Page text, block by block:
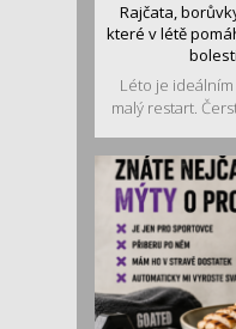
Rajčata,
které v létě
Léto je
malý restart.